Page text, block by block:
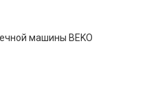
машины BEKO